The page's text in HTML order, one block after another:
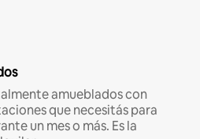
amueblados con
que necesitás para
un mes o más. Es la